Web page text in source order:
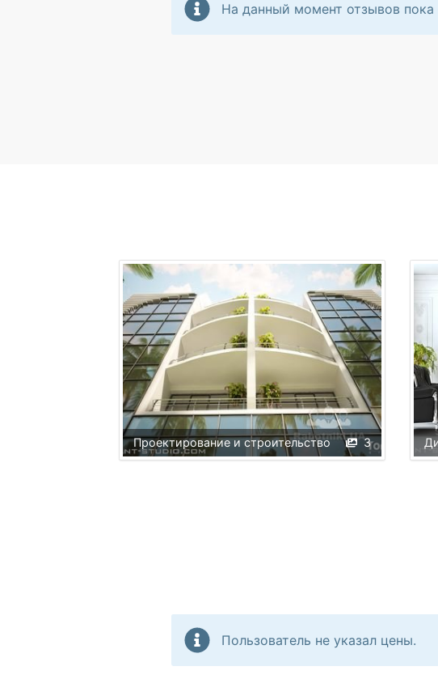
На данный момент отзывов пока
3
Проектирование и строительство
Пользователь не указал цены.